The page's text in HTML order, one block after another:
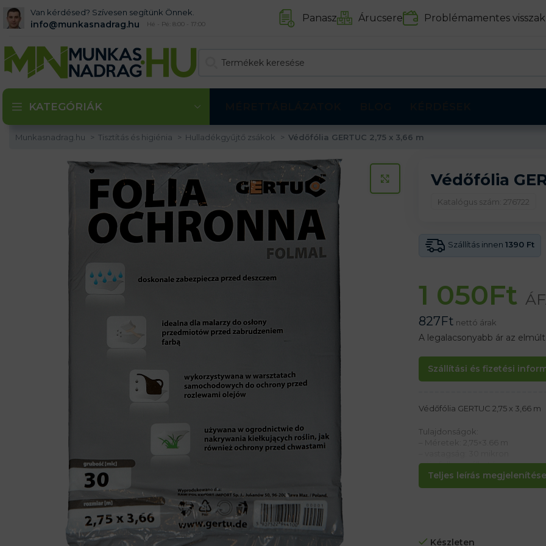
Van kérdésed? Szívesen segítünk Önnek.
info@munkasnadrag.hu Hé - Pé: 8:00 - 17:00 Panasz Árucsere Problémamentes
KATEGÓRIÁK
Munkasnadrag.hu Tisztítás és higiénia Hulladékgyűjtő zsákok Védőfólia GERTUC 2,75 x 3,66 m
KATTINTS A KINAGYÍTÁSHOZ
Védőfólia
Katalógus szám: 276722
Szállítás innen 1390 Ft
1 050Ft
827Ft nettó árak
A legalacsonyabb ár az
Szállítási és fizetési
Teljes leírás
Védőfólia GERTUC 2,75 x 3,66 m
Tulajdonságok:
– Méretek: 2,75×3.66 m
– újrafelhasználható
– Erős és tartós
– védi a por és a szennyeződés
Készleten